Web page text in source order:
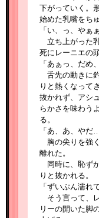
下がっていく。
始めた乳嘴をち
「い、っ、やぁ
立ち上がった
死にレーニエの
「あぁっ、だ
舌先の動きに
りと熱くなって
抜かれず、アシ
らかさを味わう
る。
「あ、あ、や
胸の尖りを強
離れた。
同時に、恥ず
りと抜かれる。
「ずいぶん濡れ
そう言って、
リーの開いた脚